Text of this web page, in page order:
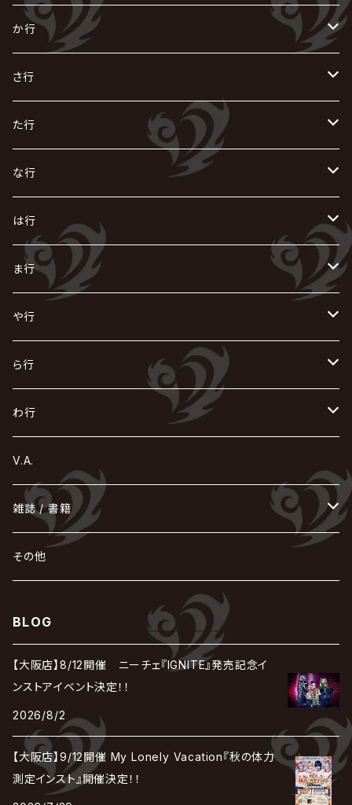
あ
R指定
AIOLIN
ACME / アクメ
浅葱 / ASAGI
Azavana
Acid Black Cherry
アリス九號. / ALICE NINE. / A9
Angelo
アンティック-珈琲店-
い
IKUO
exist†trace
Initial'L
INORAN
色々な十字架
168 / 葵-168-
う
VIRGE / ヴァージュ
Waive
Versailles
Verde/
え
ACE OF SPADES
X JAPAN
お
AURORIZE
OFIAM
か行
か
怪人二十面奏
Kαin
GACKT
KAKUMAY
the GazettE
GOTCHAROCKA
蛾と蝶
KAMIJO
cali≠gari
河村隆一
き
KISAKI
キズ
KiD
KIRITO / キリト
己龍
く
Crack6
グラビティ
黒夢
け
[ kei ] / 圭
仮病
こ
GOATBED
ゴールデンボンバー
さ行
さ
ザアザア
The THIRTEEN
Psycho le Cému
櫻井敦司
XANVALA
し
Zeke Deux
Z CLEAR
ジグソウ
シド
JAKIGAN MEISTER
Chanty
Janne Da Arc
sugar
Jupiter
す
Z CLEAR
超ジャシー
SCAPEGOAT
SPLENDID GOD GIRAFFE
SLAPSLY / CHIYU
せ
ゼラ
零[Hz]
そ
SOPHIA
ZOMBIE / ぞんび
た行
た
DASEIN
DAIGO
逹瑯
DAVID / SUI / 縁
DARRELL
ち
CHAQLA.
つ
て
D
DIAURA
D'ESPAIRSRAY
Develop One's Faculties
DEXCORE
DEZERT
deadman
と
東京花嫁
Tourbillon
Dawnman
DOG inthePWO
な行
な
NIGHTMARE
NAZARE
に
NiEL
NICOLAS
ぬ
nurié
ね
NETH PRIERE CAIN
NEVERLAND
の
NoGoD
NOCTURNAL BLOODLUST
は行
は
heidi.
H.U.G
HAZUKI / 葉月
花見桜こうき
薔薇の宮殿
BAROQUE
ひ
HERO
美炎-BIEN-
vistlip
ヒッチコック
HIDE-ZOU
ふ
Far East Dizain
Fatüm
FANTASTIC◇CIRCUS
FEST VAINQUEUR
Blu-BiLLioN
BULL ZEICHEN 88
へ
BabyKingdom
THE BEETHOVEN
PENICILLIN
The Benjamin
ほ
POIDOL
HOLLOWGRAM
ま行
ま
THE MICRO HEAD 4N'S
MAO / マオ from SID
machine
Magistina Saga
マツタケワークス
THE MADNA
MAMA.
み
未完成アリス
ミスイ
mitsu
MIMIZUQ
む
MUCC / ムック
め
メトロノーム
MERRY / メリー
も
THE MORTAL
最上川司
や行
や
ヤミテラ / 外道反逆者ヤミテラ
ゆ
YUKIYA / 藤田幸也
ユナイト
よ
ら行
ら
rice
Rides In ReVellion
Raphael
LAB.THE BASEMENT / ラボ ザ ベヰスメント
り
Leetspeak monsters
Ricky
LIBRAVEL / リブラヴェル
LIPHLICH
Lill
る
Ruiza
LUNA SEA
れ
the Raid.
REIGN
RAZOR
LSN / The LEGENDARY SIX NINE
Rorschach.inc
ロマン急行
わ行
わ
wyse
我が為
V.A.
雑誌 / 書籍
hévn
その他
BLOG
【大阪店】8/12開催 ニーチェ『IGNITE』発売記念イ
ンストアイベント決定！！
2026/8/2
【大阪店】9/12開催 My Lonely Vacation『秋の体力
測定インスト』開催決定！！